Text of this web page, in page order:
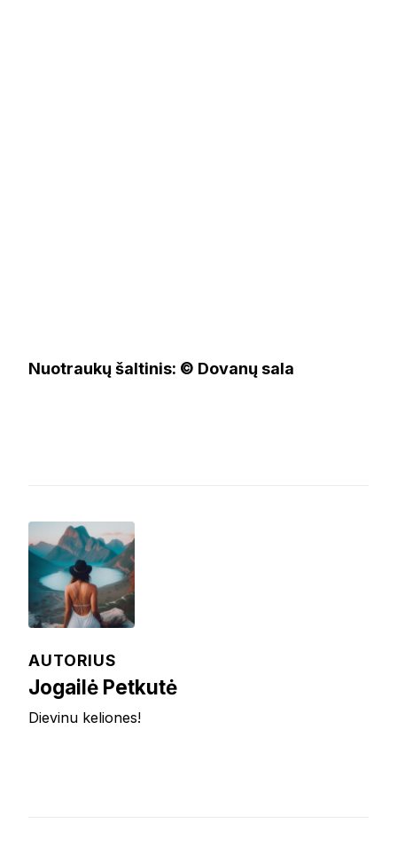
Nuotraukų šaltinis: © Dovanų sala
AUTORIUS
Jogailė Petkutė
Dievinu keliones!